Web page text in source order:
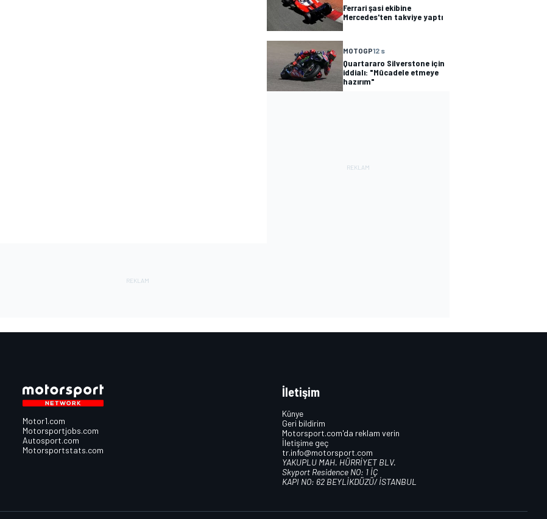
Ferrari şasi ekibine
Mercedes'ten takviye yaptı
MOTOGP12 s
Quartararo Silverstone için
iddialı: "Mücadele etmeye
hazırım"
Motor1.com
Motorsportjobs.com
Autosport.com
Motorsportstats.com
İletişim
Künye
Geri bildirim
Motorsport.com'da reklam verin
İletişime geç
tr.info@motorsport.com
YAKUPLU MAH. HÜRRİYET BLV.
Skyport Residence NO: 1 İÇ
KAPI NO: 62 BEYLİKDÜZÜ/ İSTANBUL